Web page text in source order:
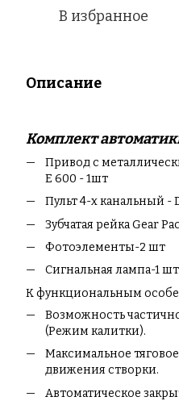
В избранное
Описание
Комплект
Привод c
E 600 - 1шт
Пульт 4-х канальный -
Зубчатая рейка Gear
Фотоэлементы-2 шт
Сигнальная лампа-1
К функциональным
Возможность
(Режим калитки).
Максимальное
движения створки.
Автоматическое